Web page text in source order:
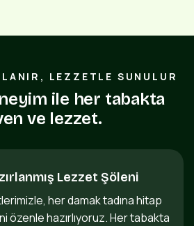
LEZZETLE SUNULUR
neyim ile her tabakta
en ve lezzet.
Lezzet Şöleni
her damak tadına hitap
özenle hazırlıyoruz. Her tabakta